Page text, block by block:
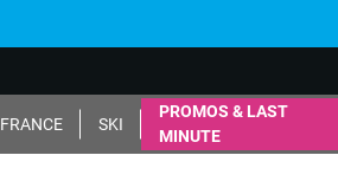
FRANCE SKI
PROMOS & LAST
MINUTE